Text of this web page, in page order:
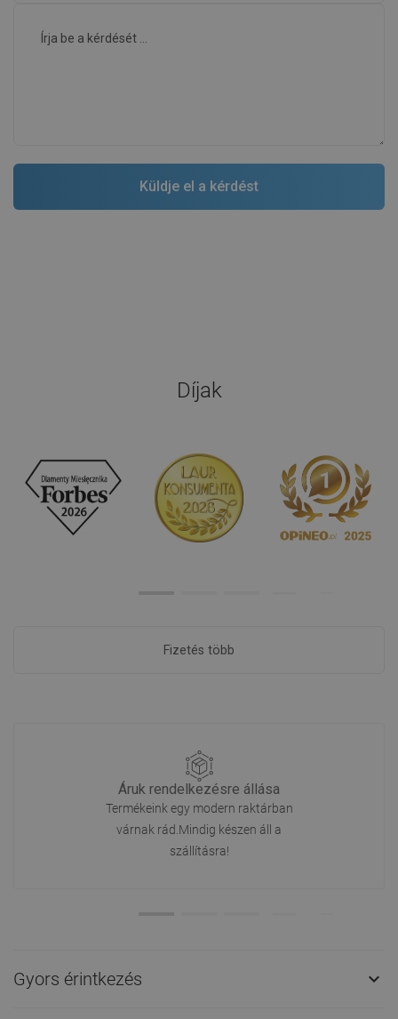
Díjak
Fizetés több
Áruk rendelkezésre állása
Termékeink egy modern raktárban
várnak rád.Mindig készen áll a
szállításra!
Gyors érintkezés 